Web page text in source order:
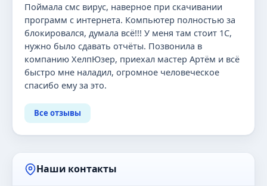
Поймала смс вирус, наверное при скачивании
программ с интернета. Компьютер полностью за
блокировался, думала всё!!! У меня там стоит 1С,
нужно было сдавать отчёты. Позвонила в
компанию ХелпЮзер, приехал мастер Артём и всё
быстро мне наладил, огромное человеческое
спасибо ему за это.
Все отзывы
Наши контакты